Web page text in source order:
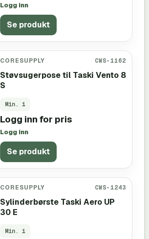
Logg inn
Se produkt
CORESUPPLY CWS-1162
Støvsugerpose til Taski Vento 8
S
Min. 1
Logg inn for pris
Logg inn
Se produkt
CORESUPPLY CWS-1243
Sylinderbørste Taski Aero UP
30 E
Min. 1